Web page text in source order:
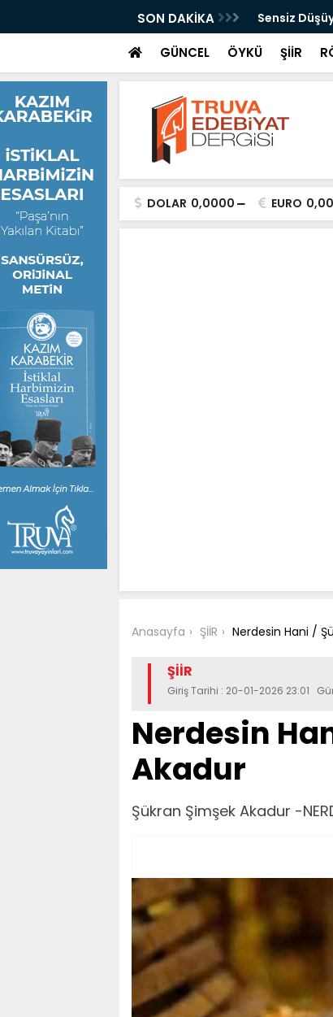
SON DAKİKA Sensiz
GÜNCEL ÖYKÜ ŞİİR
DOLAR 0,0000 EURO
Anasayfa ŞİİR Nerdesin Hani /
ŞİİR
Giriş Tarihi : 20-01-2026 23:01
Nerdesin
Akadur
Şükran Şimşek Akadur -